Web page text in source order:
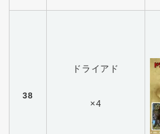
38
ドライアド
×4